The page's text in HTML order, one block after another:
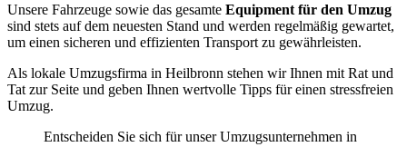
Unsere Fahrzeuge sowie das gesamte Equipment für den Umzug
sind stets auf dem neuesten Stand und werden regelmäßig gewartet,
um einen sicheren und effizienten Transport zu gewährleisten.
Als lokale Umzugsfirma in Heilbronn stehen wir Ihnen mit Rat und
Tat zur Seite und geben Ihnen wertvolle Tipps für einen stressfreien
Umzug.
Entscheiden Sie sich für unser Umzugsunternehmen in